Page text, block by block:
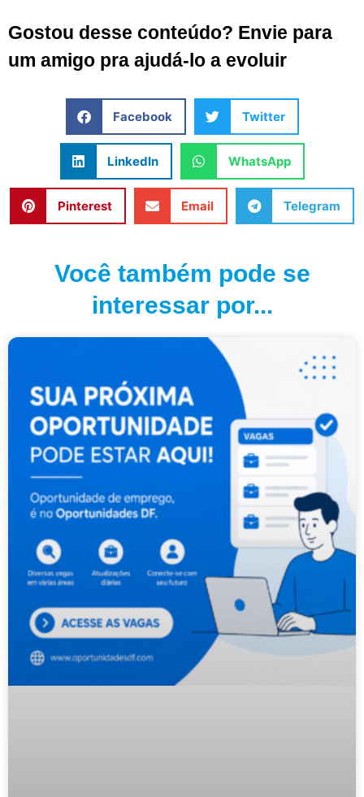
Gostou desse conteúdo? Envie para
um amigo pra ajudá-lo a evoluir
Facebook Twitter
LinkedIn WhatsApp
Pinterest Email Telegram
Você também pode se
interessar por...